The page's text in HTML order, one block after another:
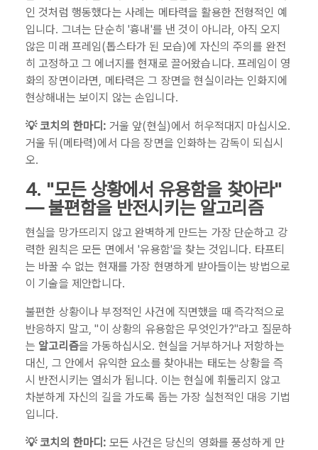
인 것처럼 행동했다는 사례는 메타력을 활용한 전형적인 예
입니다. 그녀는 단순히 '흉내'를 낸 것이 아니라, 아직 오지
않은 미래 프레임(톱스타가 된 모습)에 자신의 주의를 완전
히 고정하고 그 에너지를 현재로 끌어왔습니다. 프레임이 영
화의 장면이라면, 메타력은 그 장면을 현실이라는 인화지에
현상해내는 보이지 않는 손입니다.
💡 코치의 한마디: 거울 앞(현실)에서 허우적대지 마십시오.
거울 뒤(메타력)에서 다음 장면을 인화하는 감독이 되십시
오.
4. "모든 상황에서 유용함을 찾아라"
— 불편함을 반전시키는 알고리즘
현실을 망가뜨리지 않고 완벽하게 만드는 가장 단순하고 강
력한 원칙은 모든 면에서 '유용함'을 찾는 것입니다. 타프티
는 바꿀 수 없는 현재를 가장 현명하게 받아들이는 방법으로
이 기술을 제안합니다.
불편한 상황이나 부정적인 사건에 직면했을 때 즉각적으로
반응하지 말고, "이 상황의 유용함은 무엇인가?"라고 질문하
는 알고리즘을 가동하십시오. 현실을 거부하거나 저항하는
대신, 그 안에서 유익한 요소를 찾아내는 태도는 상황을 즉
시 반전시키는 열쇠가 됩니다. 이는 현실에 휘둘리지 않고
차분하게 자신의 길을 가도록 돕는 가장 실천적인 대응 기법
입니다.
💡 코치의 한마디: 모든 사건은 당신의 영화를 풍성하게 만